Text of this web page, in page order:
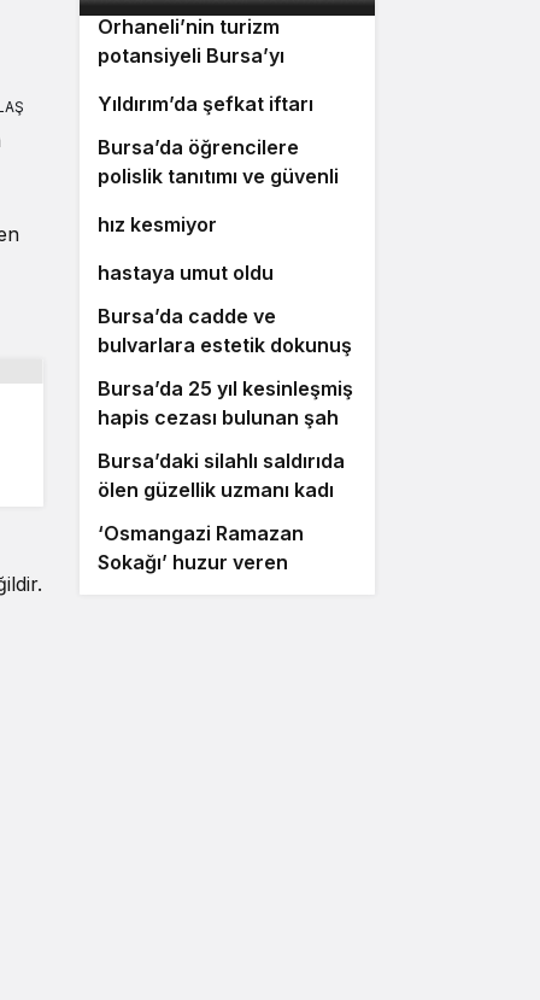
Orhaneli’nin turizm
potansiyeli Bursa’yı
3
Yıldırım’da şefkat iftarı
4
Bursa’da öğrencilere
polislik tanıtımı ve güvenlik
5
hız kesmiyor
hastaya umut oldu
7
Bursa’da cadde ve
bulvarlara estetik dokunuş
8
Bursa’da 25 yıl kesinleşmiş
hapis cezası bulunan şahıs
9
Bursa’daki silahlı saldırıda
ölen güzellik uzmanı kadın
toprağa verildi
10
‘Osmangazi Ramazan
Sokağı’ huzur veren